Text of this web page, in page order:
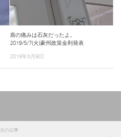
肩の痛みは石灰だったよ。
2019/5/7(火)豪州政策金利発表
2019年5月8日
次の記事